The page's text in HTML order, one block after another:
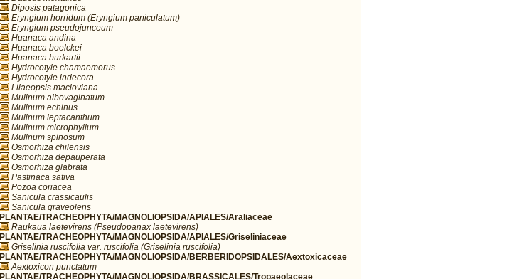
Diposis patagonica
Eryngium horridum (Eryngium paniculatum)
Eryngium pseudojunceum
Huanaca andina
Huanaca boelckei
Huanaca burkartii
Hydrocotyle chamaemorus
Hydrocotyle indecora
Lilaeopsis macloviana
Mulinum albovaginatum
Mulinum echinus
Mulinum leptacanthum
Mulinum microphyllum
Mulinum spinosum
Osmorhiza chilensis
Osmorhiza depauperata
Osmorhiza glabrata
Pastinaca sativa
Pozoa coriacea
Sanicula crassicaulis
Sanicula graveolens
PLANTAE/TRACHEOPHYTA/MAGNOLIOPSIDA/APIALES/Araliaceae
Raukaua laetevirens (Pseudopanax laetevirens)
PLANTAE/TRACHEOPHYTA/MAGNOLIOPSIDA/APIALES/Griseliniaceae
Griselinia ruscifolia var. ruscifolia (Griselinia ruscifolia)
PLANTAE/TRACHEOPHYTA/MAGNOLIOPSIDA/BERBERIDOPSIDALES/Aextoxicaceae
Aextoxicon punctatum
PLANTAE/TRACHEOPHYTA/MAGNOLIOPSIDA/BRASSICALES/Tropaeolaceae